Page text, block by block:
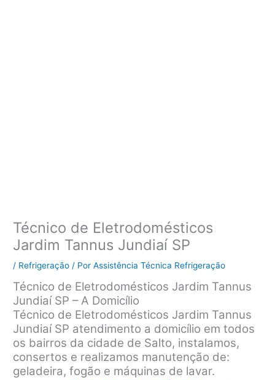
Técnico de Eletrodomésticos
Jardim Tannus Jundiaí SP
/ Refrigeração / PorAssistência Técnica Refrigeração
Técnico de Eletrodomésticos Jardim Tannus
Jundiaí SP – A Domicílio
Técnico de Eletrodomésticos Jardim Tannus
Jundiaí SP atendimento a domicílio em todos
os bairros da cidade de Salto, instalamos,
consertos e realizamos manutenção de:
geladeira, fogão e máquinas de lavar.